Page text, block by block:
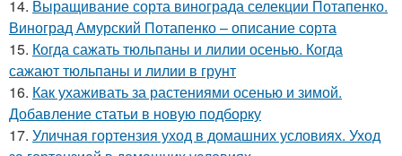
14. Выращивание сорта винограда селекции Потапенко.
Виноград Амурский Потапенко – описание сорта
15. Когда сажать тюльпаны и лилии осенью. Когда
сажают тюльпаны и лилии в грунт
16. Как ухаживать за растениями осенью и зимой.
Добавление статьи в новую подборку
17. Уличная гортензия уход в домашних условиях. Уход